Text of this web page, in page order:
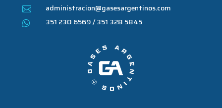
 administracion@gasesargentinos.com
 351 230 6569 / 351 328 5845